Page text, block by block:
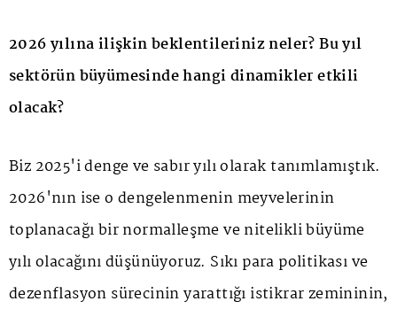
2026 yılına ilişkin beklentileriniz neler? Bu yıl
sektörün büyümesinde hangi dinamikler etkili
olacak?
Biz 2025'i denge ve sabır yılı olarak tanımlamıştık.
2026'nın ise o dengelenmenin meyvelerinin
toplanacağı bir normalleşme ve nitelikli büyüme
yılı olacağını düşünüyoruz. Sıkı para politikası ve
dezenflasyon sürecinin yarattığı istikrar zemininin,